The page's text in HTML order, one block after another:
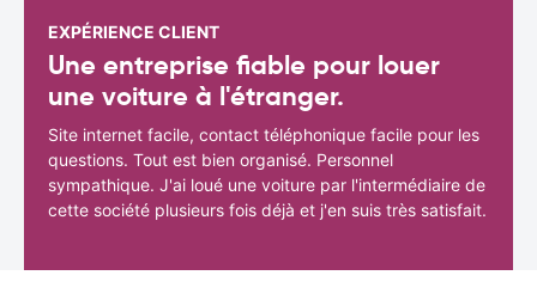
EXPÉRIENCE CLIENT
Une entreprise fiable pour louer
une voiture à l'étranger.
Site internet facile, contact téléphonique facile pour les
questions. Tout est bien organisé. Personnel
sympathique. J'ai loué une voiture par l'intermédiaire de
cette société plusieurs fois déjà et j'en suis très satisfait.